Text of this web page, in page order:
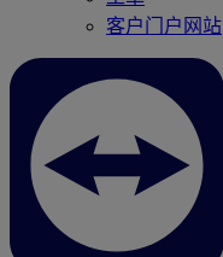
客户门户网站